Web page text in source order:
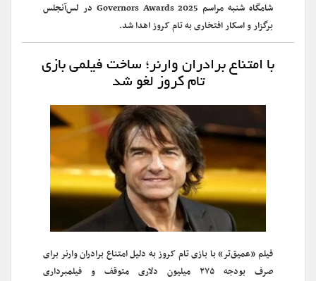
شامگاه شنبه مراسم Governors Awards 2025 در لس‌آنجلس
برگزار و اسکار افتخاری به تام کروز اهدا شد.
با امتناع برادران وارنر؛ ساخت فیلمی بازی
تام کروز لغو شد
فیلم «عمیق‌تر» با بازی تام کروز به دلیل امتناع برادران وارنر برای
صرف بودجه ۲۷۵ میلیون دلاری متوقف و فیلمبرداری